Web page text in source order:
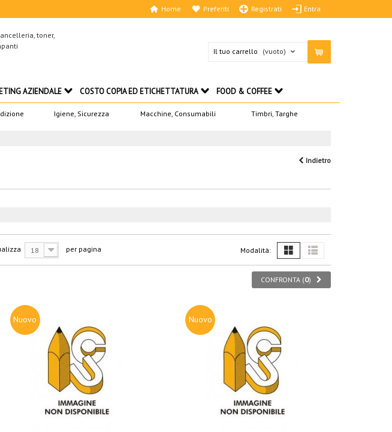
Registrati Entra
Preferiti
Home
Il tuo carrello (vuoto)
Igiene, Sicurezza Macchine, Consumabili Timbri, Targhe
AZIENDALE COSTO COPIA ED ETICHETTATURA FOOD & COFFEE
Indietro
Modalità:
18 per pagina
CONFRONTA (0)
Nuovo Nuovo